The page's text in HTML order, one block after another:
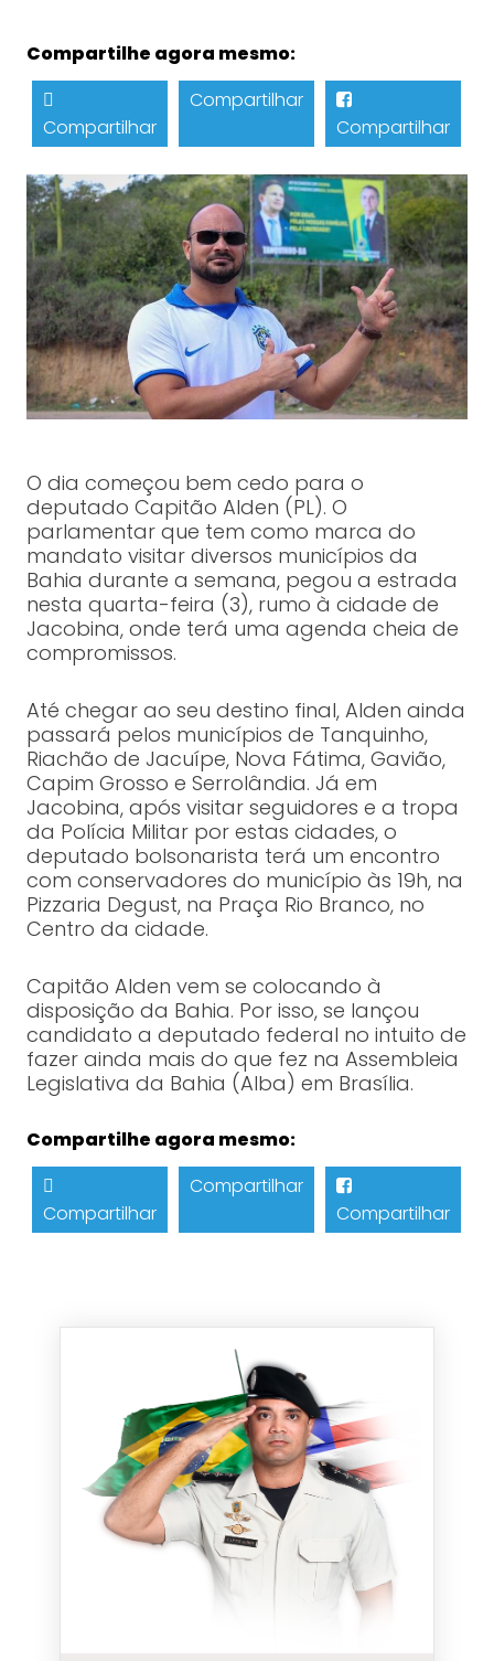
Compartilhe agora mesmo:
Compartilhar
Compartilhar
Compartilhar
O dia começou bem cedo para o
deputado Capitão Alden (PL). O
parlamentar que tem como marca do
mandato visitar diversos municípios da
Bahia durante a semana, pegou a estrada
nesta quarta-feira (3), rumo à cidade de
Jacobina, onde terá uma agenda cheia de
compromissos.
Até chegar ao seu destino final, Alden ainda
passará pelos municípios de Tanquinho,
Riachão de Jacuípe, Nova Fátima, Gavião,
Capim Grosso e Serrolândia. Já em
Jacobina, após visitar seguidores e a tropa
da Polícia Militar por estas cidades, o
deputado bolsonarista terá um encontro
com conservadores do município às 19h, na
Pizzaria Degust, na Praça Rio Branco, no
Centro da cidade.
Capitão Alden vem se colocando à
disposição da Bahia. Por isso, se lançou
candidato a deputado federal no intuito de
fazer ainda mais do que fez na Assembleia
Legislativa da Bahia (Alba) em Brasília.
Compartilhe agora mesmo:
Compartilhar
Compartilhar
Compartilhar